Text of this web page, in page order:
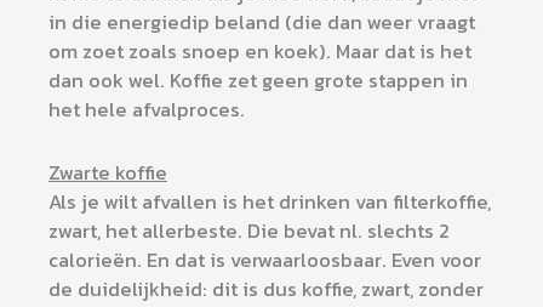
in die energiedip beland (die dan weer vraagt
om zoet zoals snoep en koek). Maar dat is het
dan ook wel. Koffie zet geen grote stappen in
het hele afvalproces.
Zwarte koffie
Als je wilt afvallen is het drinken van filterkoffie,
zwart, het allerbeste. Die bevat nl. slechts 2
calorieën. En dat is verwaarloosbaar. Even voor
de duidelijkheid: dit is dus koffie, zwart, zonder